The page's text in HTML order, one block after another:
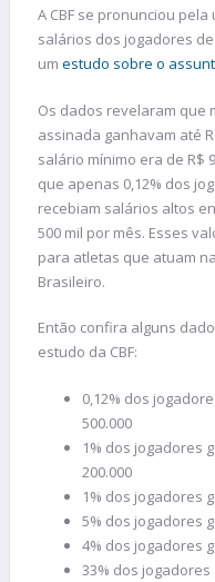
A CBF se pronunciou
salários dos jogadores
um estudo sobre o
Os dados revelaram que
assinada ganhavam até
salário mínimo era de R$
que apenas 0,12% dos
recebiam salários altos
500 mil por mês. Esses
para atletas que atuam
Brasileiro.
Então confira alguns
estudo da CBF:
0,12% dos
500.000
1% dos jogadores
200.000
1% dos jogadores
5% dos jogadores
4% dos jogadores
33% dos jogadores